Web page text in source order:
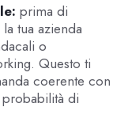
prima di
tua azienda
o
Questo ti
coerente con
di